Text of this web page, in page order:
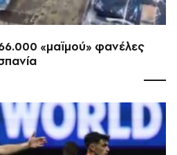
«μαϊμού» φανέλες